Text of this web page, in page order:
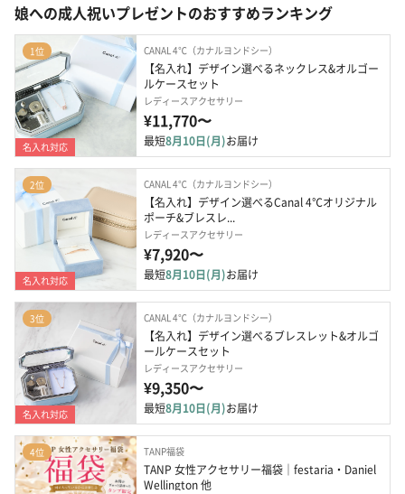
娘への成人祝いプレゼントのおすすめランキング
1位
名入れ対応
CANAL 4℃（カナルヨンドシー）
【名入れ】デザイン選べるネックレス&オルゴー
ルケースセット
レディースアクセサリー
¥11,770〜
最短8月10日(月)お届け
2位
名入れ対応
CANAL 4℃（カナルヨンドシー）
【名入れ】デザイン選べるCanal 4℃オリジナル
ポーチ&ブレスレ...
レディースアクセサリー
¥7,920〜
最短8月10日(月)お届け
3位
名入れ対応
CANAL 4℃（カナルヨンドシー）
【名入れ】デザイン選べるブレスレット&オルゴ
ールケースセット
レディースアクセサリー
¥9,350〜
最短8月10日(月)お届け
4位 TANP福袋
TANP 女性アクセサリー福袋｜festaria・Daniel
Wellington 他